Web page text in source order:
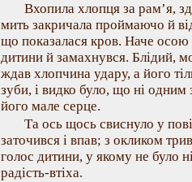
Вхопила хлопця за рам’я,
мить закричала проймаючо й
що показалася кров. Наче осою
дитини й замахнувся. Блідий,
ждав хлопчина удару, а його
зуби, і видко було, що ні
його мале серце.
Та ось щось свиснуло у
заточився і впав; з окликом
голос дитини, у якому не було
радість-втіха.